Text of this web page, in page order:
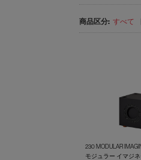
すべて
230 MODULAR
モジュラー イマジ